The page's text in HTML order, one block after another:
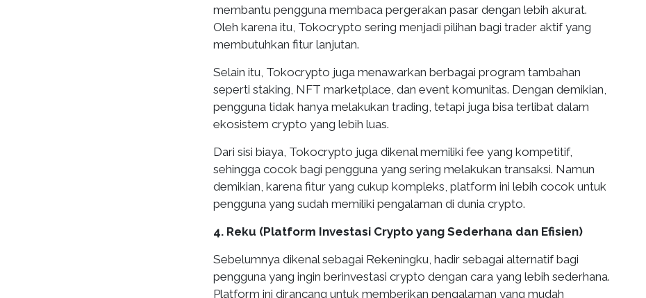
membantu pengguna membaca pergerakan pasar dengan lebih akurat.
Oleh karena itu, Tokocrypto sering menjadi pilihan bagi trader aktif yang
membutuhkan fitur lanjutan.
Selain itu, Tokocrypto juga menawarkan berbagai program tambahan
seperti staking, NFT marketplace, dan event komunitas. Dengan demikian,
pengguna tidak hanya melakukan trading, tetapi juga bisa terlibat dalam
ekosistem crypto yang lebih luas.
Dari sisi biaya, Tokocrypto juga dikenal memiliki fee yang kompetitif,
sehingga cocok bagi pengguna yang sering melakukan transaksi. Namun
demikian, karena fitur yang cukup kompleks, platform ini lebih cocok untuk
pengguna yang sudah memiliki pengalaman di dunia crypto.
4. Reku (Platform Investasi Crypto yang Sederhana dan Efisien)
Sebelumnya dikenal sebagai Rekeningku, hadir sebagai alternatif bagi
pengguna yang ingin berinvestasi crypto dengan cara yang lebih sederhana.
Platform ini dirancang untuk memberikan pengalaman yang mudah